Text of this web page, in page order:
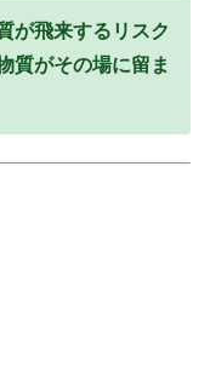
が飛来するリスク
質がその場に留ま